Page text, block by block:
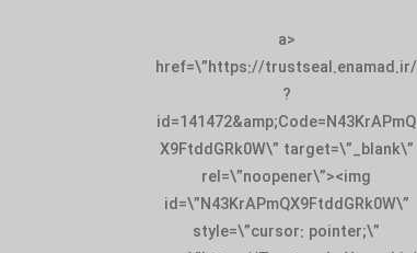
<a
href=\”https://trustseal.enamad.ir/
?
id=141472&amp;Code=N43KrAPmQ
X9FtddGRk0W\” target=\”_blank\”
rel=\”noopener\”><img
id=\”N43KrAPmQX9FtddGRk0W\”
style=\”cursor: pointer;\”